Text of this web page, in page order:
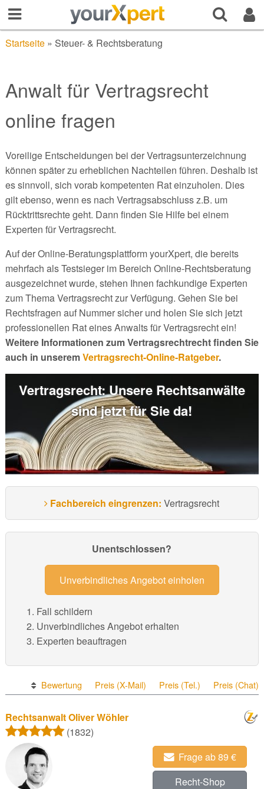
Startseite» Steuer- & Rechtsberatung
Anwalt für Vertragsrecht
online fragen
Voreilige Entscheidungen bei der Vertragsunterzeichnung
können später zu erheblichen Nachteilen führen. Deshalb ist
es sinnvoll, sich vorab kompetenten Rat einzuholen. Dies
gilt ebenso, wenn es nach Vertragsabschluss z.B. um
Rücktrittsrechte geht. Dann finden Sie Hilfe bei einem
Experten für Vertragsrecht.
Auf der Online-Beratungsplattform yourXpert, die bereits
mehrfach als Testsieger im Bereich Online-Rechtsberatung
ausgezeichnet wurde, stehen Ihnen fachkundige Experten
zum Thema Vertragsrecht zur Verfügung. Gehen Sie bei
Rechtsfragen auf Nummer sicher und holen Sie sich jetzt
professionellen Rat eines Anwalts für Vertragsrecht ein!
Weitere Informationen zum Vertragsrechtrecht finden Sie
auch in unseremVertragsrecht-Online-Ratgeber.
Vertragsrecht: Unsere Rechtsanwälte
sind jetzt für Sie da!
Fachbereich eingrenzen: Vertragsrecht
Unentschlossen?
Unverbindliches Angebot einholen
Fall schildern
Unverbindliches Angebot erhalten
Experten beauftragen
Bewertung Preis (X-Mail) Preis (Tel.) Preis (Chat)
Rechtsanwalt Oliver Wöhler
(1832)
Frage ab 89 €
Recht-Shop